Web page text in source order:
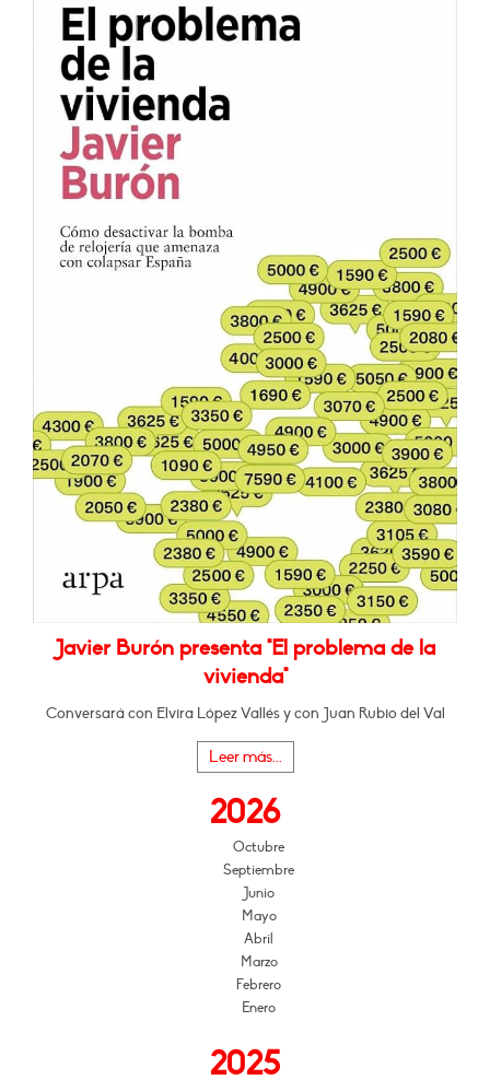
Javier Burón presenta "El problema de la
vivienda"
Conversará con Elvira López Vallés y con Juan Rubio del Val
Leer más...
2026
Octubre
Septiembre
Junio
Mayo
Abril
Marzo
Febrero
Enero
2025